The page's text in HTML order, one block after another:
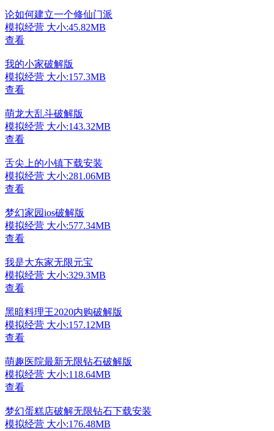
论如何建立一个修仙门派
模拟经营 大小:45.82MB
查看
我的小家破解版
模拟经营 大小:157.3MB
查看
萌龙大乱斗破解版
模拟经营 大小:143.32MB
查看
舌尖上的小镇下载安装
模拟经营 大小:281.06MB
查看
梦幻家园ios破解版
模拟经营 大小:577.34MB
查看
我是大东家无限元宝
模拟经营 大小:329.3MB
查看
黑暗料理王2020内购破解版
模拟经营 大小:157.12MB
查看
萌趣医院最新无限钻石破解版
模拟经营 大小:118.64MB
查看
梦幻蛋糕店破解无限钻石下载安装
模拟经营 大小:176.48MB